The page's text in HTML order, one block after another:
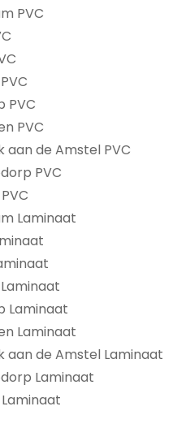
PVC
PVC
PVC
aan de Amstel PVC
PVC
Laminaat
Laminaat
Laminaat
aan de Amstel Laminaat
Laminaat